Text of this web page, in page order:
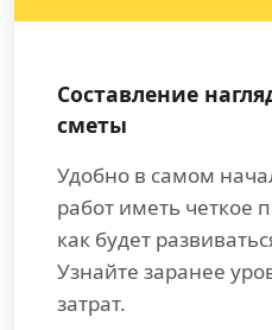
Составление
сметы
Удобно в самом
работ иметь четкое
как будет
Узнайте заранее
затрат.